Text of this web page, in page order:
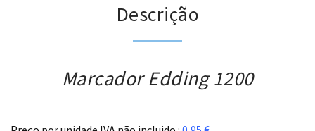
Descrição
Marcador Edding 1200